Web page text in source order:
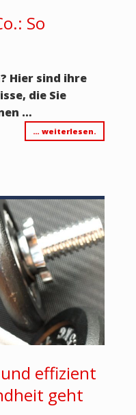
So
Hier sind ihre
die Sie
…
… weiterlesen.
effizient
geht